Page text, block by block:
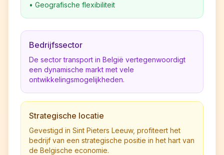
• Geografische flexibiliteit
Bedrijfssector
De sector transport in België vertegenwoordigt
een dynamische markt met vele
ontwikkelingsmogelijkheden.
Strategische locatie
Gevestigd in Sint Pieters Leeuw, profiteert het
bedrijf van een strategische positie in het hart van
de Belgische economie.